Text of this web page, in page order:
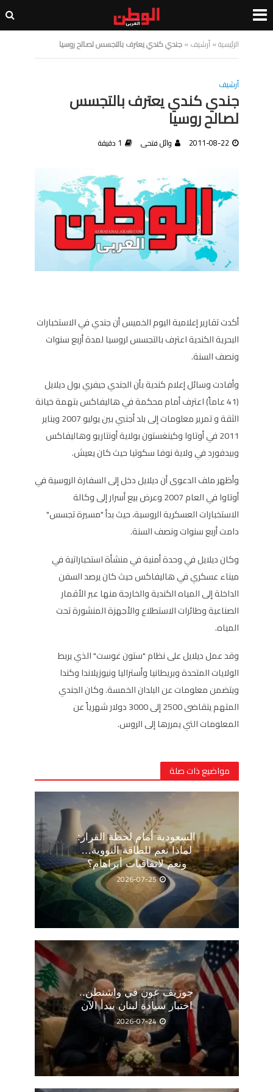
الرئيسية»أرشيف»جندي كندي يعترف بالتجسس لصالح روسيا
أرشيف
جندي كندي يعترف بالتجسس
لصالح روسيا
2011-08-22 وائل فتحى 1 دقيقة
أكدت تقارير إعلامية اليوم الخميس أن جندي في الاستخبارات
البحرية الكندية اعترف بالتجسس لروسيا لمدة أربع سنوات
ونصف السنة.
وأفادت وسائل إعلام كندية بأن الجندي جيفري بول ديلايل
(41 عاماً) اعترف أمام محكمة في هاليفاكس بتهمة خيانة
الثقة و تمرير معلومات إلى بلد أجنبي بين يوليو 2007 ويناير
2011 في أوتاوا وكينغستون بولاية أونتاريو وهاليفاكس
وبيدفورد في ولاية نوفا سكوتيا حيث كان يعيش.
وأظهر ملف الدعوى أن ديلايل دخل إلى السفارة الروسية في
أوتاوا في العام 2007 وعرض بيع أسرار إلى وكالة
الاستخبارات العسكرية الروسية، حيث بدأ "مسيرة تجسس"
دامت أربع سنوات ونصف السنة.
وكان ديلايل في وحدة أمنية في منشأة استخباراتية في
ميناء عسكري في هاليفاكس حيث كان يرصد السفن
الداخلة إلى المياه الكندية والخارجة منها عبر الأقمار
الصناعية وطائرات الاستطلاع والأجهزة المنشورة تحت
المياه.
وقد عمل ديلايل على نظام "ستون غوست" الذي يربط
الولايات المتحدة وبريطانيا وأستراليا ونيوزيلاندا وكندا
ويتضمن معلومات عن البلدان الخمسة. وكان الجندي
المتهم يتقاضى 2500 إلى 3000 دولار شهرياً عن
المعلومات التي يمررها إلى الروس.
مواضيع ذات صلة
السعودية أمام لحظة القرار:
لماذا نعم للطاقة النووية…
ونعم لاتفاقيات أبراهام؟
2026-07-25
جوزيف عون في واشنطن..
اختبار سيادة لبنان يبدأ الآن
2026-07-24